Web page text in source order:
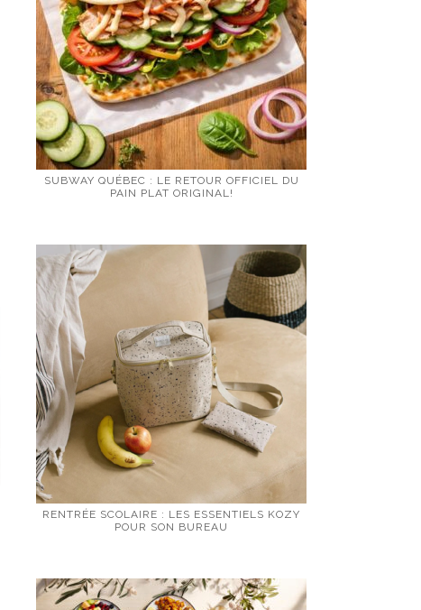
SUBWAY QUÉBEC : LE RETOUR OFFICIEL DU
PAIN PLAT ORIGINAL!
RENTRÉE SCOLAIRE : LES ESSENTIELS KOZY
POUR SON BUREAU